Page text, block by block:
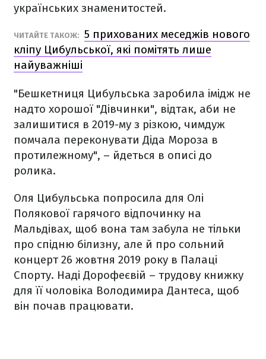
українських знаменитостей.
ЧИТАЙТЕ ТАКОЖ: 5 прихованих меседжів нового
кліпу Цибульської, які помітять лише
найуважніші
"Бешкетниця Цибульська заробила імідж не
надто хорошої "Дівчинки", відтак, аби не
залишитися в 2019-му з різкою, чимдуж
помчала переконувати Діда Мороза в
протилежному", – йдеться в описі до
ролика.
Оля Цибульська попросила для Олі
Полякової гарячого відпочинку на
Мальдівах, щоб вона там забула не тільки
про спідню білизну, але й про сольний
концерт 26 жовтня 2019 року в Палаці
Спорту. Наді Дорофеєвій – трудову книжку
для її чоловіка Володимира Дантеса, щоб
він почав працювати.